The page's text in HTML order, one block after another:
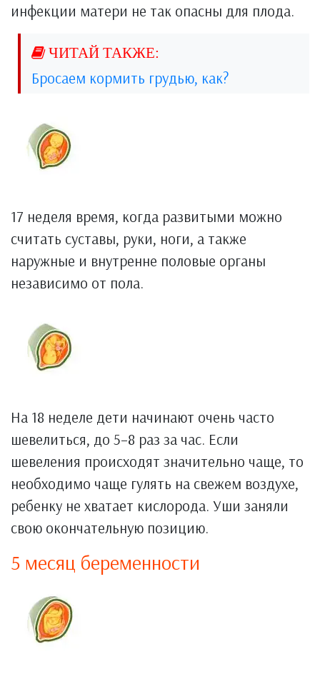
инфекции матери не так опасны для плода.
Бросаем кормить грудью, как?
17 неделя время, когда развитыми можно
считать суставы, руки, ноги, а также
наружные и внутренне половые органы
независимо от пола.
На 18 неделе дети начинают очень часто
шевелиться, до 5–8 раз за час. Если
шевеления происходят значительно чаще, то
необходимо чаще гулять на свежем воздухе,
ребенку не хватает кислорода. Уши заняли
свою окончательную позицию.
5 месяц беременности